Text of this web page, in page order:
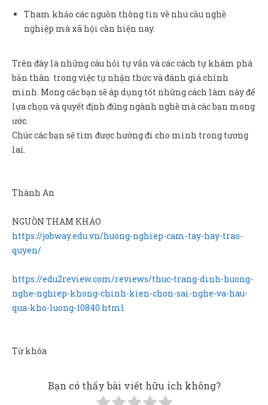
Tham khảo các nguồn thông tin về nhu cầu nghề
nghiệp mà xã hội cần hiện nay.
Trên đây là những câu hỏi tự vấn và các cách tự khám phá
bản thân trong việc tự nhận thức và đánh giá chính
mình. Mong các bạn sẽ áp dụng tốt những cách làm này để
lựa chọn và quyết định đúng ngành nghề mà các bạn mong
ước.
Chúc các bạn sẽ tìm được hướng đi cho mình trong tương
lai.
Thành An
NGUỒN THAM KHẢO
https://jobway.edu.vn/huong-nghiep-cam-tay-hay-trao-
quyen/
https://edu2review.com/reviews/thuc-trang-dinh-huong-
nghe-nghiep-khong-chinh-kien-chon-sai-nghe-va-hau-
qua-kho-luong-10840.html
Từ khóa
Bạn có thấy bài viết hữu ích không?